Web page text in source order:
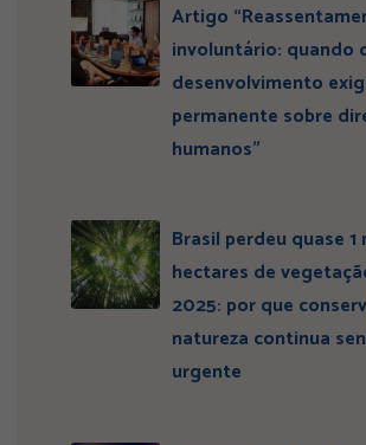
Artigo
involuntário: quando
desenvolvimento
permanente sobre
humanos”
Brasil perdeu quase 1
hectares de
2025: por que
natureza continua
urgente